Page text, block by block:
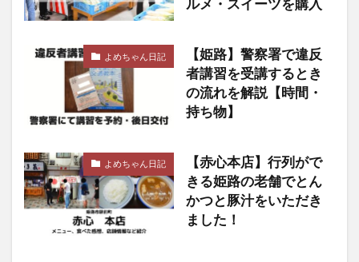
ルメ・スイーツを購入
よめちゃん日記
【姫路】警察署で違反
者講習を受講するとき
の流れを解説【時間・
持ち物】
よめちゃん日記
【赤心本店】行列がで
きる姫路の老舗でとん
かつと豚汁をいただき
ました！